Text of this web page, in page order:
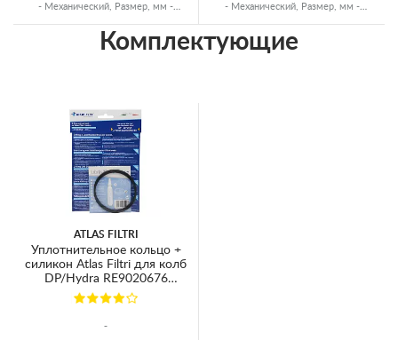
- Механический, Размер, мм -
- Механический, Размер, мм -
Комплектующие
ATLAS FILTRI
Уплотнительное кольцо +
силикон Atlas Filtri для колб
DP/Hydra RE9020676
Ø84х3.5мм